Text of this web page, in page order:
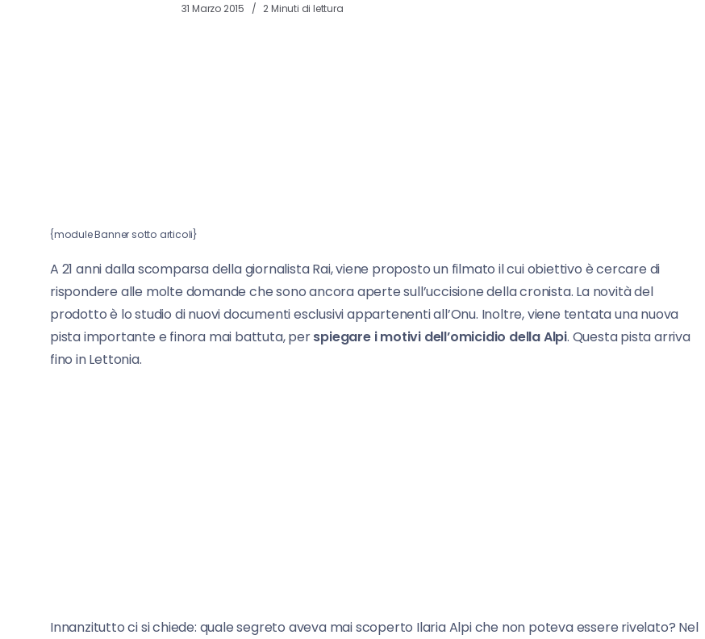
31 Marzo 2015 2 Minuti di lettura
{module Banner sotto articoli}
A 21 anni dalla scomparsa della giornalista Rai, viene proposto un filmato il cui obiettivo è cercare di
rispondere alle molte domande che sono ancora aperte sull’uccisione della cronista. La novità del
prodotto è lo studio di nuovi documenti esclusivi appartenenti all’Onu. Inoltre, viene tentata una nuova
pista importante e finora mai battuta, perspiegare i motivi dell’omicidio della Alpi. Questa pista arriva
fino in Lettonia.
Innanzitutto ci si chiede: quale segreto aveva mai scoperto Ilaria Alpi che non poteva essere rivelato? Nel